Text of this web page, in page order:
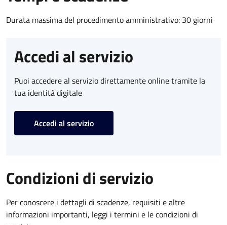
Durata massima del procedimento amministrativo: 30 giorni
Accedi al servizio
Puoi accedere al servizio direttamente online tramite la
tua identità digitale
Accedi al servizio
Condizioni di servizio
Per conoscere i dettagli di scadenze, requisiti e altre
informazioni importanti, leggi i termini e le condizioni di